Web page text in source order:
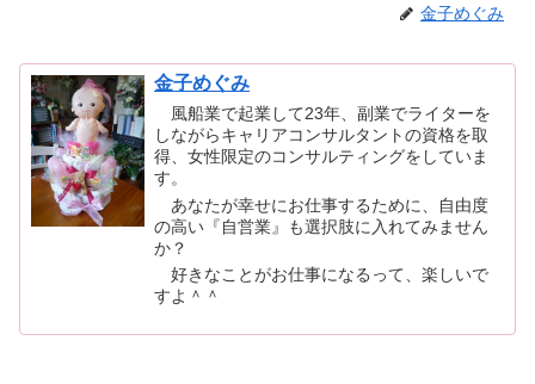
金子めぐみ
金子めぐみ
風船業で起業して23年、副業でライターを
しながらキャリアコンサルタントの資格を取
得、女性限定のコンサルティングをしていま
す。
あなたが幸せにお仕事するために、自由度
の高い『自営業』も選択肢に入れてみません
か？
好きなことがお仕事になるって、楽しいで
すよ＾＾